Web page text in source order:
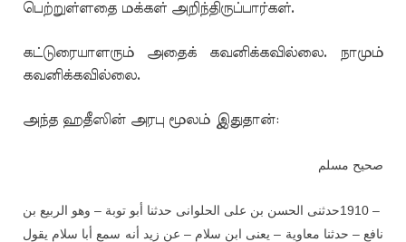
பெற்றுள்ளதை மக்கள் அறிந்திருப்பார்கள்.
கட்டுரையாளரும் அதைக் கவனிக்கவில்லை. நாமும்
கவனிக்கவில்லை.
அந்த ஹதீஸின் அரபு மூலம் இதுதான்:
صحيح مسلم
1910 –حدثنى الحسن بن على الحلوانى حدثنا أبو توبة – وهو الربيع بن
نافع – حدثنا معاوية – يعنى ابن سلام – عن زيد أنه سمع أبا سلام يقول